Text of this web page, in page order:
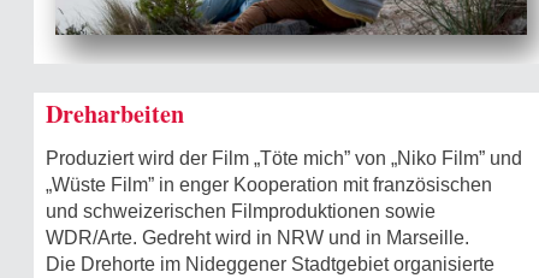
Dreharbeiten
Produziert wird der Film „Töte mich” von „Niko Film” und
„Wüste Film” in enger Kooperation mit französischen
und schweizerischen Filmproduktionen sowie
WDR/Arte. Gedreht wird in NRW und in Marseille.
Die Drehorte im Nideggener Stadtgebiet organisierte